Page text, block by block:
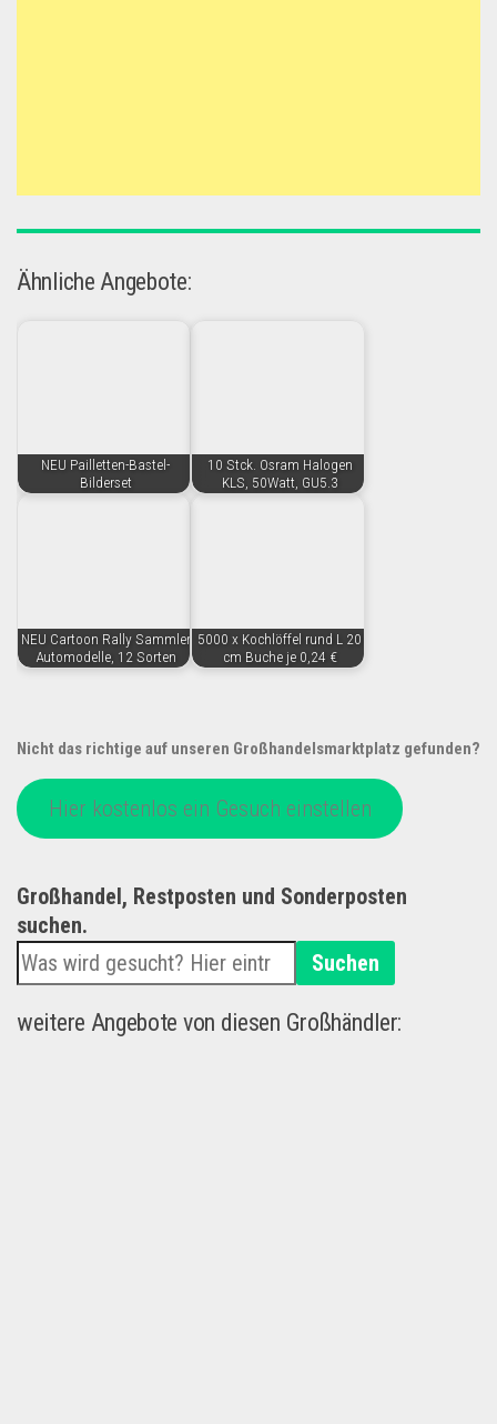
Ähnliche Angebote:
NEU Pailletten-Bastel-
Bilderset
10 Stck. Osram Halogen
KLS, 50Watt, GU5.3
NEU Cartoon Rally Sammler
Automodelle, 12 Sorten
5000 x Kochlöffel rund L 20
cm Buche je 0,24 €
Nicht das richtige auf unseren Großhandelsmarktplatz gefunden?
Hier kostenlos ein Gesuch einstellen
Großhandel, Restposten und Sonderposten
suchen.
Suchen
weitere Angebote von diesen Großhändler: